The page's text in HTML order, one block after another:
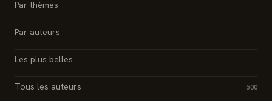
Par thèmes
Par auteurs
Les plus belles
Tous les auteurs 500